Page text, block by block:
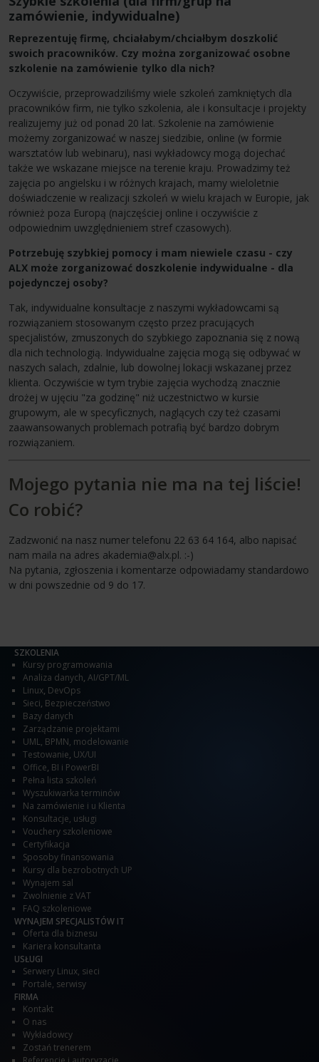
zamówienie, indywidualne)
Reprezentuję firmę, chciałabym/chciałbym doszkolić
swoich pracowników. Czy można zorganizować osobne
szkolenie na zamówienie tylko dla nich?
Oczywiście, przeprowadziliśmy wiele szkoleń zamkniętych dla
pracowników firm, nie tylko szkolenia, ale i konsultacje i projekty
realizujemy już od ponad 20 lat. Szkolenie na zamówienie
możemy zorganizować w naszej siedzibie, online (w formie
warsztatów lub webinaru), nasi wykładowcy mogą dojechać
także we wskazane miejsce na terenie kraju. Prowadzimy też
zajęcia po angielsku i w różnych krajach, mamy wieloletnie
doświadczenie w realizacji szkoleń w wielu krajach w Europie, jak
również poza Europą (najczęściej online i oczywiście z
odpowiednim uwzględnieniem stref czasowych).
Potrzebuję szybkiej pomocy i mam niewiele czasu - czy
ALX może zorganizować doszkolenie indywidualne - dla
pojedynczej osoby?
Tak, indywidualne konsultacje z naszymi wykładowcami są
rozwiązaniem stosowanym często przez pracujących
specjalistów, zmuszonych do szybkiego zapoznania się z nową
dla nich technologią. Indywidualne zajęcia mogą się odbywać w
naszych salach, zdalnie, lub dowolnej lokacji wskazanej przez
klienta. Oczywiście w tym trybie zajęcia wychodzą znacznie
drożej w ujęciu "za godzinę" niż uczestnictwo w kursie
grupowym, ale w specyficznych, naglących czy też czasami
zaawansowanych problemach potrafią być bardzo dobrym
rozwiązaniem.
Mojego pytania nie ma na tej liście!
Co robić?
Zadzwonić na nasz numer telefonu 22 63 64 164, albo napisać
nam maila na adres akademia@alx.pl. :-)
Na pytania, zgłoszenia i komentarze odpowiadamy standardowo
w dni powszednie od 9 do 17.
SZKOLENIA
Kursy programowania
Analiza danych, AI/GPT/ML
Linux, DevOps
Sieci, Bezpieczeństwo
Bazy danych
Zarządzanie projektami
UML, BPMN, modelowanie
Testowanie, UX/UI
Office, BI i PowerBI
Pełna lista szkoleń
Wyszukiwarka terminów
Na zamówienie i u Klienta
Konsultacje, usługi
Vouchery szkoleniowe
Certyfikacja
Sposoby finansowania
Kursy dla bezrobotnych UP
Wynajem sal
Zwolnienie z VAT
FAQ szkoleniowe
WYNAJEM SPECJALISTÓW IT
Oferta dla biznesu
Kariera konsultanta
USŁUGI
Serwery Linux, sieci
Portale, serwisy
FIRMA
Kontakt
O nas
Wykładowcy
Zostań trenerem